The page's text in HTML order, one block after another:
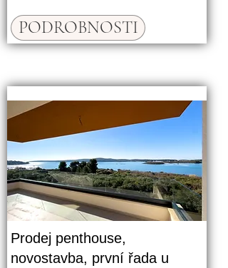
PODROBNOSTI
Prodej penthouse,
novostavba, první řada u